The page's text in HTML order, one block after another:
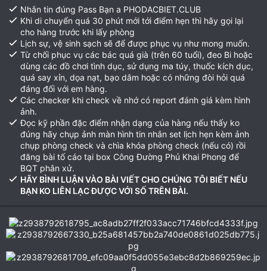
Nhắn tin đúng Pass Bạn a PHODACBIET.CLUB
Khi di chuyển quá 30 phút mới tới điểm hẹn thì hãy gọi lại
cho hàng trước khi lấy phòng
Lịch sự, vệ sinh sạch sẽ để được phục vụ như mong muốn.
Từ chối phục vụ các bác quá già (trên 60 tuổi), đeo Bi hoặc
dùng các đồ chơi tình dục, sử dụng ma túy, thuốc kích dục,
quá say xỉn, dọa nạt, bạo dâm hoặc có những đòi hỏi quá
đáng đối với em hàng.
Các checker khi check về nhớ có report đánh giá kèm hình
ảnh.
Đọc kỹ phần đặc điểm nhận dạng của hàng nếu thấy ko
đúng hãy chụp ảnh màn hình tin nhắn set lịch hẹn kèm ảnh
chụp phòng check và chìa khóa phòng check (nếu có) rồi
đăng bài tố cáo tại box Công Đường Phủ Khai Phong để
BQT phân xử.
HÃY BÌNH LUẬN VÀO BÀI VIẾT CHO CHÚNG TÔI BIẾT NẾU
BẠN KO LIÊN LẠC ĐƯỢC VỚI SỐ TRÊN BÀI.